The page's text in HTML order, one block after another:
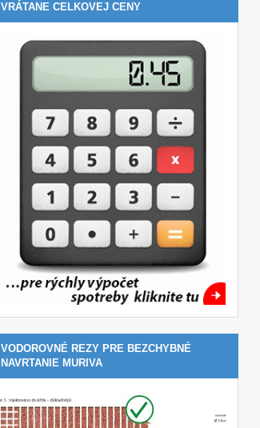
VRÁTANE CELKOVEJ CENY
VODOROVNÉ REZY PRE BEZCHYBNÉ
NAVRTANIE MURIVA